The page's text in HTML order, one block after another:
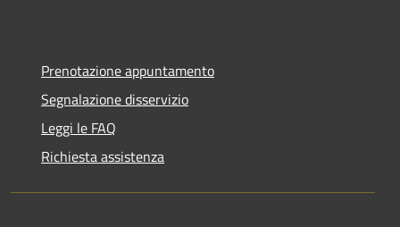
Prenotazione appuntamento
Segnalazione disservizio
Leggi le FAQ
Richiesta assistenza